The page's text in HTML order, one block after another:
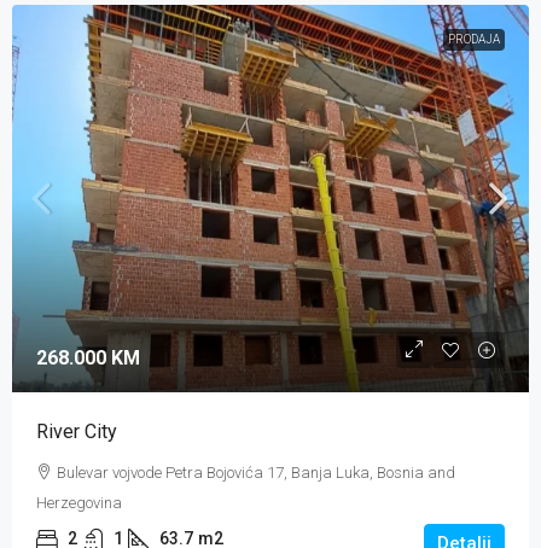
PRODAJA
268.000 KM
River City
Bulevar vojvode Petra Bojovića 17, Banja Luka, Bosnia and
Herzegovina
2 1 63.7 m2 Detalji